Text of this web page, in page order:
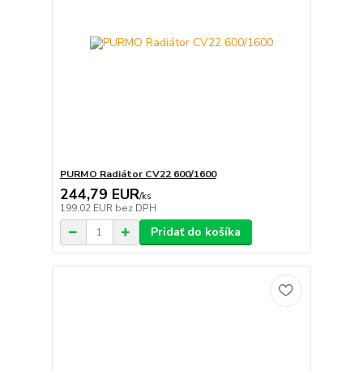
PURMO Radiátor CV22 600/1600
244,79 EUR/ks
199,02 EUR bez DPH
Pridať do košíka